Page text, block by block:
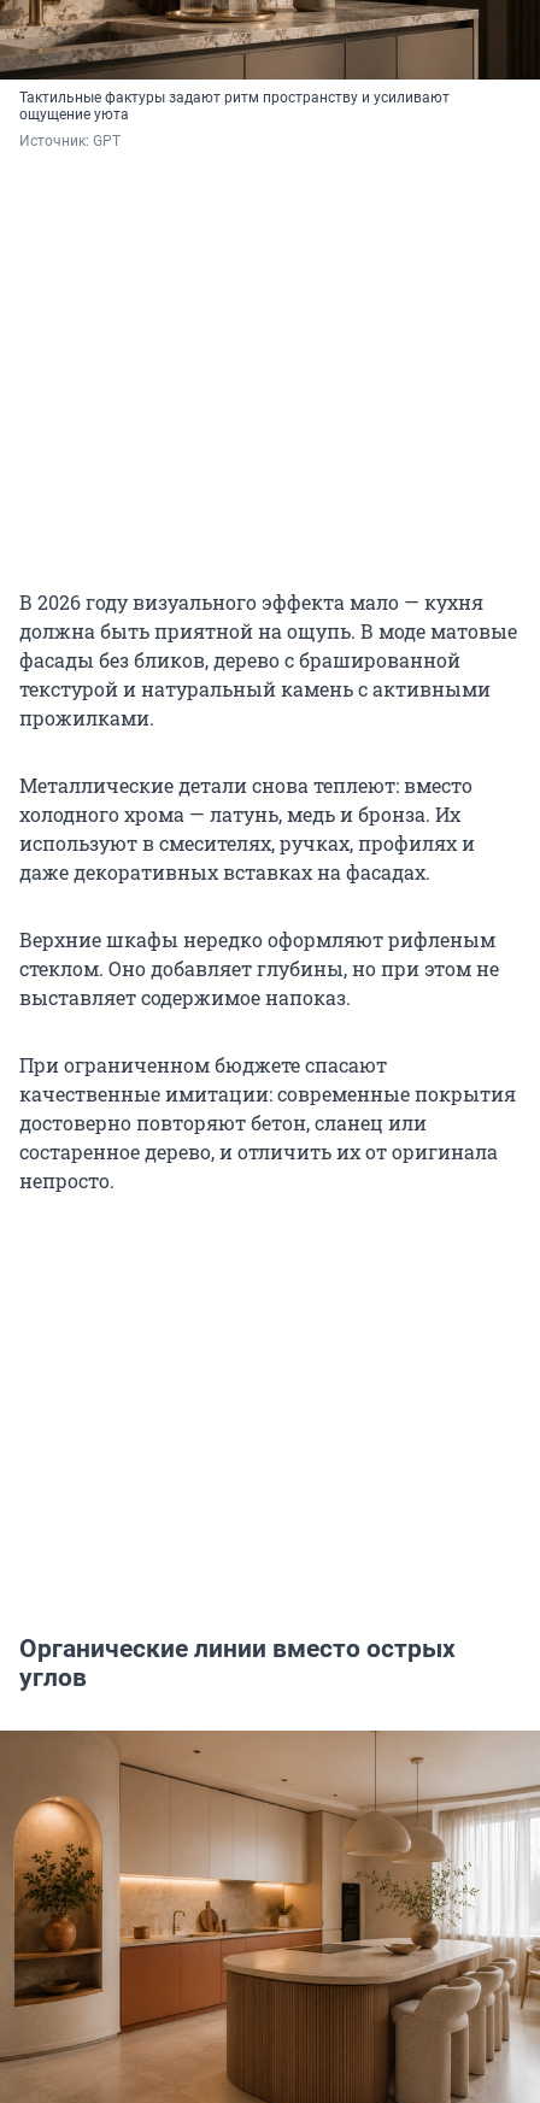
Тактильные фактуры задают ритм пространству и усиливают
ощущение уюта
Источник: GPT
В 2026 году визуального эффекта мало — кухня
должна быть приятной на ощупь. В моде матовые
фасады без бликов, дерево с брашированной
текстурой и натуральный камень с активными
прожилками.
Металлические детали снова теплеют: вместо
холодного хрома — латунь, медь и бронза. Их
используют в смесителях, ручках, профилях и
даже декоративных вставках на фасадах.
Верхние шкафы нередко оформляют рифленым
стеклом. Оно добавляет глубины, но при этом не
выставляет содержимое напоказ.
При ограниченном бюджете спасают
качественные имитации: современные покрытия
достоверно повторяют бетон, сланец или
состаренное дерево, и отличить их от оригинала
непросто.
Органические линии вместо острых
углов